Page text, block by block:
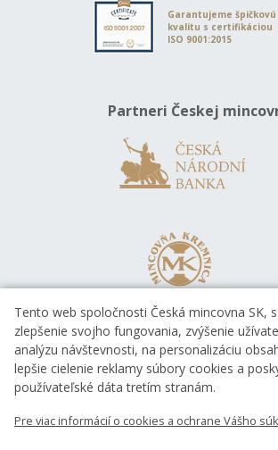
Garantujeme špičkovú
kvalitu s certifikáciou
ISO 9001:2015
Partneri Českej
Tento web spoločnosti Česká mincovna SK,
zlepšenie svojho fungovania, zvýšenie
analýzu návštevnosti, na personalizáciu
lepšie cielenie reklamy súbory cookies a
používateľské dáta tretím stranám.
Pre viac informácií o cookies a ochrane Vášho